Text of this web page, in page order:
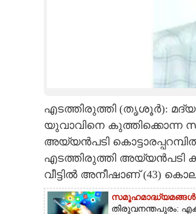
CARTOONS
LITERATURE
എടത്തിരുത്തി (തൃശൂർ):
യുവാവിനെ
അയ്യൻപടി
എടത്തിരുത്തി അയ്യൻപടി
വീട്ടിൽ അനീഷാണ് (43)
സമൂഹമാദ്ധ്യമങ്ങൾ
തിരുവനന്തപുരം: